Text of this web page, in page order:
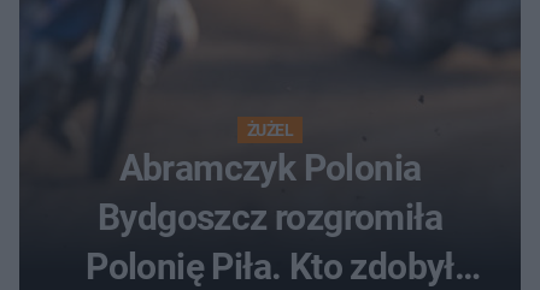
ŻUŻEL
Abramczyk Polonia
Bydgoszcz rozgromiła
Polonię Piła. Kto zdobył